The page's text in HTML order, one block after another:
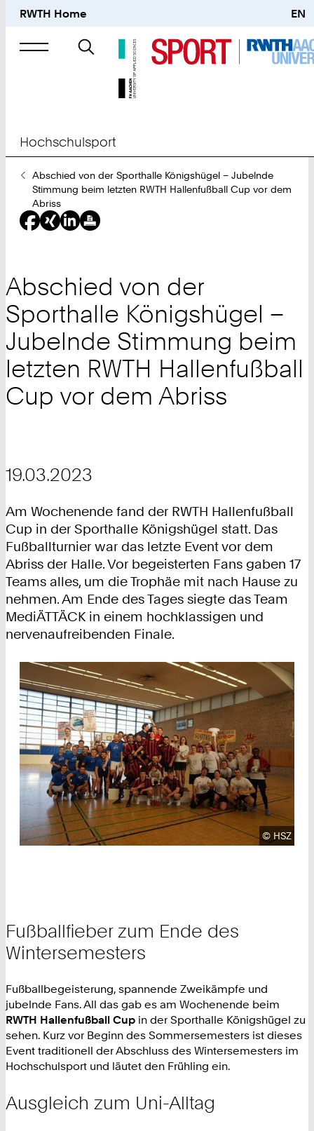
RWTH Home EN
Suche
nach
Hochschulsport
Sie
sind
hier:
Abschied von der Sporthalle Königshügel – Jubelnde
Stimmung beim letzten RWTH Hallenfußball Cup vor dem
Abriss
Abschied von der
Sporthalle Königshügel –
Jubelnde Stimmung beim
letzten RWTH Hallenfußball
Cup vor dem Abriss
19.03.2023
Am Wochenende fand der RWTH Hallenfußball
Cup in der Sporthalle Königshügel statt. Das
Fußballturnier war das letzte Event vor dem
Abriss der Halle. Vor begeisterten Fans gaben 17
Teams alles, um die Trophäe mit nach Hause zu
nehmen. Am Ende des Tages siegte das Team
MediÄTTÄCK in einem hochklassigen und
nervenaufreibenden Finale.
© HSZ
Fußballfieber zum Ende des
Wintersemesters
Fußballbegeisterung, spannende Zweikämpfe und
jubelnde Fans. All das gab es am Wochenende beim
RWTH Hallenfußball Cup in der Sporthalle Königshügel zu
sehen. Kurz vor Beginn des Sommersemesters ist dieses
Event traditionell der Abschluss des Wintersemesters im
Hochschulsport und läutet den Frühling ein.
Ausgleich zum Uni-Alltag